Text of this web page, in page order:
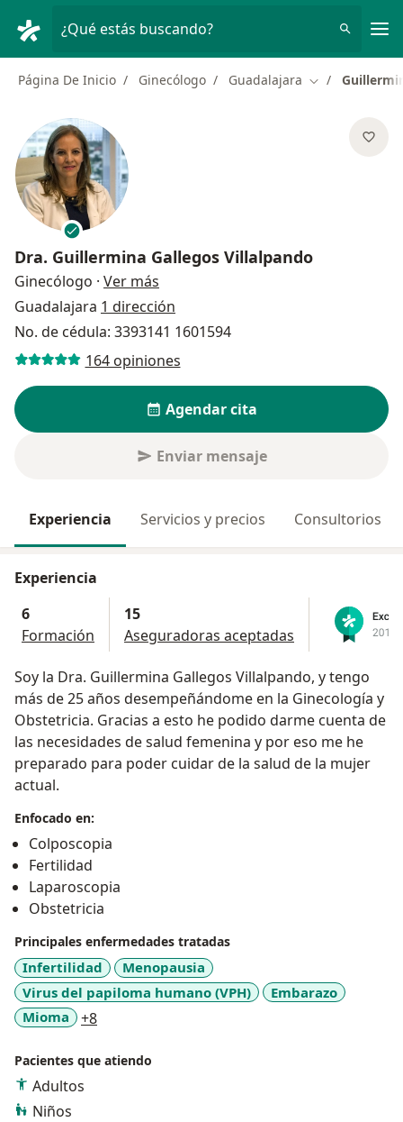
¿Qué estás buscando?
Página De Inicio Ginecólogo Guadalajara Cambiar de
Dra. Guillermina Gallegos Villalpando
Ginecólogo · Ver más
Guadalajara 1 dirección
No. de cédula: 3393141 1601594
164 opiniones
Agendar cita
Enviar mensaje
Experiencia Servicios y precios Consultorios
Experiencia
6
Formación
15
Aseguradoras aceptadas
Soy la Dra. Guillermina Gallegos Villalpando, y tengo
más de 25 años desempeñándome en la Ginecología y
Obstetricia. Gracias a esto he podido darme cuenta de
las necesidades de salud femenina y por eso me he
preparado para poder cuidar de la salud de la mujer
actual.
Enfocado en:
Colposcopia
Fertilidad
Laparoscopia
Obstetricia
Principales enfermedades tratadas
Infertilidad
Menopausia
Virus del papiloma humano (VPH)
Embarazo
Mioma
+8a11y_sr_more_diseases
Pacientes que atiendo
Adultos
Niños